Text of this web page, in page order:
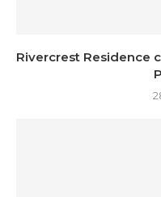
Rivercrest Residence